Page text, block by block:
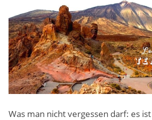
Was man nicht vergessen darf: es